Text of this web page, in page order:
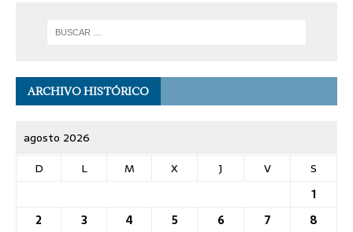
ARCHIVO HISTÓRICO
agosto 2026
D
L M X J V
S
1
2
3 4 5 6 7
8